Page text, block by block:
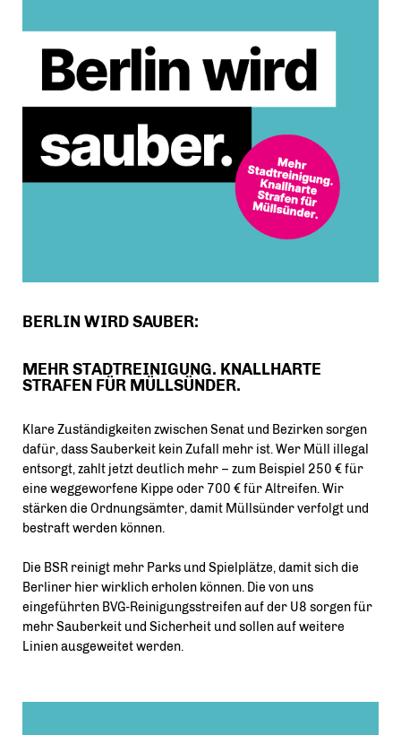
BERLIN WIRD SAUBER:
MEHR STADTREINIGUNG. KNALLHARTE
STRAFEN FÜR MÜLLSÜNDER.
Klare Zuständigkeiten zwischen Senat und Bezirken sorgen
dafür, dass Sauberkeit kein Zufall mehr ist. Wer Müll illegal
entsorgt, zahlt jetzt deutlich mehr – zum Beispiel 250 € für
eine weggeworfene Kippe oder 700 € für Altreifen. Wir
stärken die Ordnungsämter, damit Müllsünder verfolgt und
bestraft werden können.
Die BSR reinigt mehr Parks und Spielplätze, damit sich die
Berliner hier wirklich erholen können. Die von uns
eingeführten BVG-Reinigungsstreifen auf der U8 sorgen für
mehr Sauberkeit und Sicherheit und sollen auf weitere
Linien ausgeweitet werden.